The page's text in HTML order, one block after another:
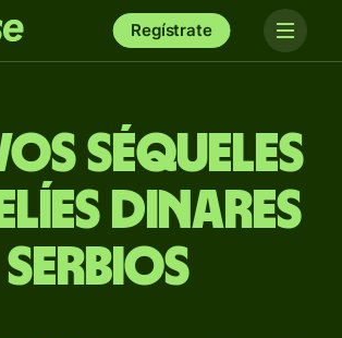
Regístrate
séqueles
dinares
serbios